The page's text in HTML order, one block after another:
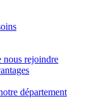
nous rejoindre
département